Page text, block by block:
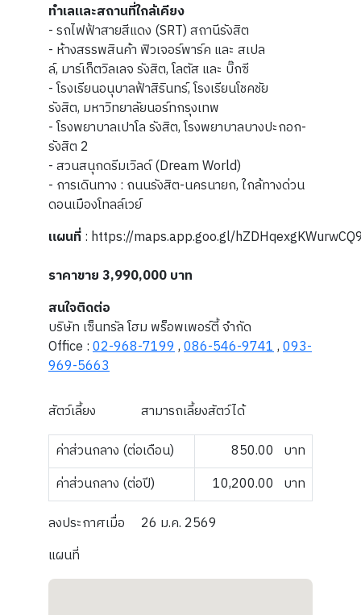
ทำเลและสถานที่ใกล้เคียง
- รถไฟฟ้าสายสีแดง (SRT) สถานีรังสิต
- ห้างสรรพสินค้า ฟิวเจอร์พาร์ค และ สเปล
ล์, มาร์เก็ตวิลเลจ รังสิต, โลตัส และ บิ๊กซี
- โรงเรียนอนุบาลฟ้าสิรินทร์, โรงเรียนโชคชัย
รังสิต, มหาวิทยาลัยนอร์ทกรุงเทพ
- โรงพยาบาลเปาโล รังสิต, โรงพยาบาลบางปะกอก-
รังสิต 2
- สวนสนุกดรีมเวิลด์ (Dream World)
- การเดินทาง : ถนนรังสิต-นครนายก, ใกล้ทางด่วน
ดอนเมืองโทลล์เวย์
แผนที่: https://maps.app.goo.gl/
ราคาขาย 3,990,000 บาท
สนใจติดต่อ
บริษัท เซ็นทรัล โฮม พร็อพเพอร์ตี้ จำกัด
Office :02-968-7199,086-546-9741,093-
969-5663
สัตว์เลี้ยง
สามารถเลี้ยงสัตว์ได้
ค่าส่วนกลาง (ต่อเดือน)
850.00 บาท
ค่าส่วนกลาง (ต่อปี)
10,200.00 บาท
ลงประกาศเมื่อ
26 ม.ค. 2569
แผนที่